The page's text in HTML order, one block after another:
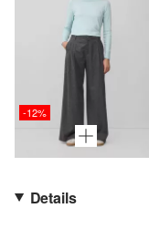
-12%
Details